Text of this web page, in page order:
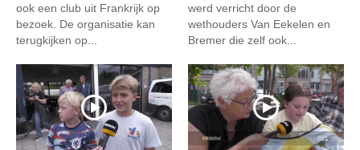
ook een club uit Frankrijk op
bezoek. De organisatie kan
terugkijken op...
werd verricht door de
wethouders Van Eekelen en
Bremer die zelf ook...